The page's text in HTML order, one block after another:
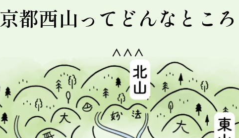
京都西山って どんなとこ